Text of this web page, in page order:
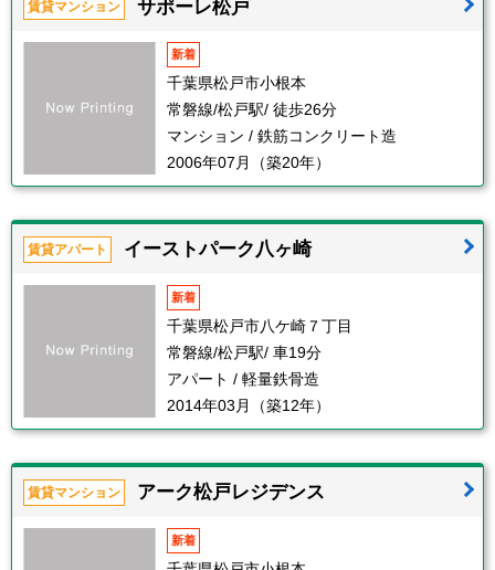
賃貸マンション サポーレ松戸
新着
千葉県松戸市小根本
常磐線/松戸駅/ 徒歩26分
マンション / 鉄筋コンクリート造
2006年07月（築20年）
賃貸アパート イーストパーク八ヶ崎
新着
千葉県松戸市八ケ崎７丁目
常磐線/松戸駅/ 車19分
アパート / 軽量鉄骨造
2014年03月（築12年）
賃貸マンション アーク松戸レジデンス
新着